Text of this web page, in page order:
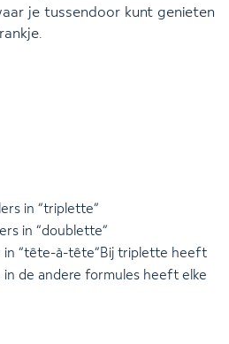
je tussendoor kunt genieten
in “triplette”
in “doublette”
in “tête-à-tête”Bij triplette heeft
in de andere formules heeft elke